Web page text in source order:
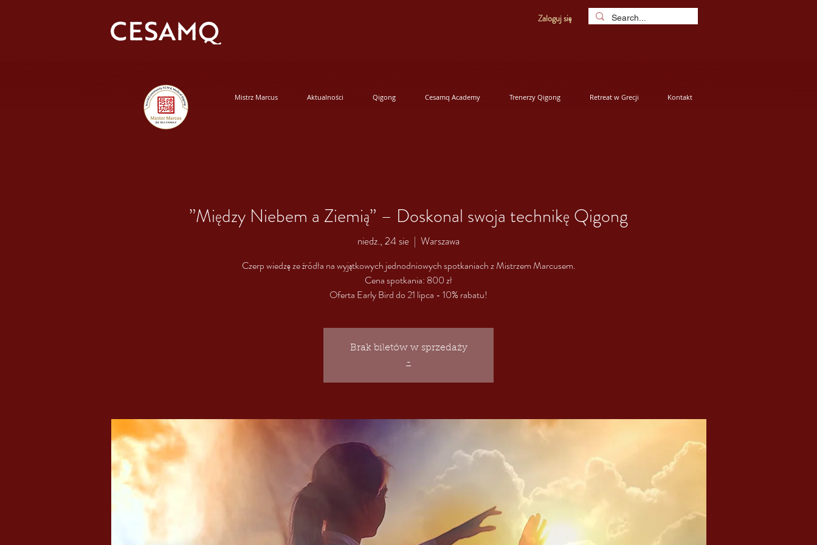
Zaloguj się
Mistrz Marcus Aktualności Qigong Cesamq Academy Trenerzy Qigong Retreat w Grecji Kontakt
”Między Niebem a Ziemią” – Doskonal swoja technikę Qigong
niedz., 24 sie
  |
Warszawa
Czerp wiedzę ze źródła na wyjątkowych jednodniowych spotkaniach z Mistrzem Marcusem.
Cena spotkania: 800 zł
Oferta Early Bird do 21 lipca - 10% rabatu!
Brak biletów w sprzedaży
-